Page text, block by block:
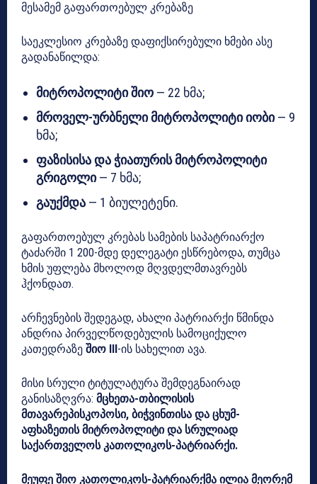
მესამემ გაფართოებულ კრებაზე
საეკლესიო კრებაზე დაფიქსირებული ხმები ასე
გადანაწილდა:
მიტროპოლიტი შიო — 22 ხმა;
მროველ-ურბნელი მიტროპოლიტი იობი— 9
ხმა;
ფაზისისა და ჭიათურის მიტროპოლიტი
გრიგოლი— 7 ხმა;
გაუქმდა — 1 ბიულეტენი.
გაფართოებულ კრებას სამების საპატრიარქო
ტაძარში 1 200-მდე დელეგატი ესწრებოდა, თუმცა
ხმის უფლება მხოლოდ მღვდელმთავრებს
ჰქონდათ.
არჩევნების შედეგად, ახალი პატრიარქი წმინდა
ანდრია პირველწოდებულის სამოციქულო
კათედრაზე შიო III -ის სახელით ავა.
მისი სრული ტიტულატურა შემდეგნაირად
განისაზღვრა: მცხეთა-თბილისის
მთავარეპისკოპოსი, ბიჭვინთისა და ცხუმ-
აფხაზეთის მიტროპოლიტი და სრულიად
საქართველოს კათოლიკოს-პატრიარქი.
მეუფე შიო კათოლიკოს-პატრიარქმა ილია მეორემ